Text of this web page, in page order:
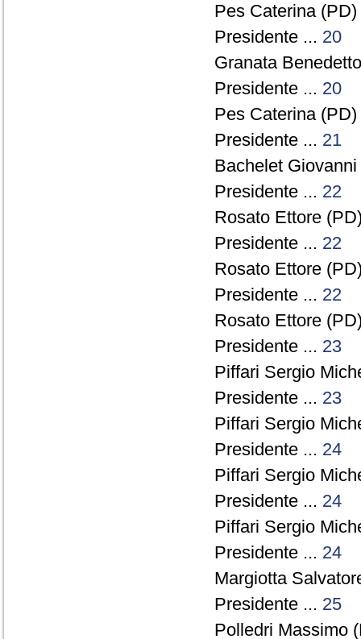
Pes Caterina
Presidente ... 20
Granata
Presidente ... 20
Pes Caterina
Presidente ... 21
Bachelet
Presidente ... 22
Rosato Ettore
Presidente ... 22
Rosato Ettore
Presidente ... 22
Rosato Ettore
Presidente ... 23
Piffari Sergio
Presidente ... 23
Piffari Sergio
Presidente ... 24
Piffari Sergio
Presidente ... 24
Piffari Sergio
Presidente ... 24
Margiotta
Presidente ... 25
Polledri Massimo